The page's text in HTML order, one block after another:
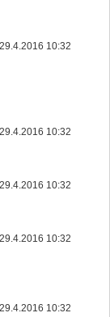
29.4.2016 10:32
29.4.2016 10:32
29.4.2016 10:32
29.4.2016 10:32
29.4.2016 10:32